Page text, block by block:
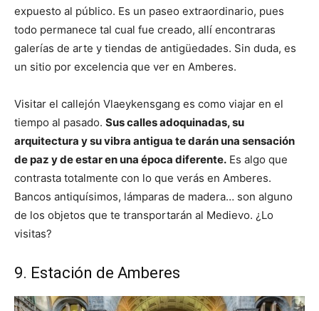
expuesto al público. Es un paseo extraordinario, pues
todo permanece tal cual fue creado, allí encontraras
galerías de arte y tiendas de antigüedades. Sin duda, es
un sitio por excelencia que ver en Amberes.
Visitar el callejón Vlaeykensgang es como viajar en el
tiempo al pasado. Sus calles adoquinadas, su
arquitectura y su vibra antigua te darán una sensación
de paz y de estar en una época diferente. Es algo que
contrasta totalmente con lo que verás en Amberes.
Bancos antiquísimos, lámparas de madera… son alguno
de los objetos que te transportarán al Medievo. ¿Lo
visitas?
9. Estación de Amberes